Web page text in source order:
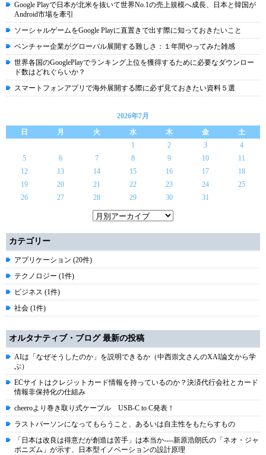
Google Playで日本が北米を抜いて世界No.1の売上規模へ成長、日本と韓国が
Android市場を牽引
ソーシャルゲームをGoogle Playに直置きで出す際に知っておきたいこと
ベンチャー企業がグローバル展開する難しさ：１年間やってみた雑感
世界各国のGooglePlayでランキング上位を獲得するために必要なダウンロー
ド数はどれぐらいか？
スマートフォンアプリで海外展開する際に必ず見ておきたい資料５選
2026年7月
日
月 火 水 木 金
土
1
2 3
4
5
6 7 8 9 10
11
12
13 14 15 16 17
18
19
20 21 22 23 24
25
26
27 28 29 30 31
カテゴリー
アプリケーション (20件)
テクノロジー (1件)
ビジネス (1件)
社会 (1件)
オルタナティブ・ブログ 最新の投稿
AIは「なぜそうしたのか」を説明できるか（中西崇文さんのXAI論文から学
ぶ）
ECサイトはクレジットカード情報を持っているのか？決済代行会社とカード
情報非保持化の仕組み
cheeroより巻き取り式ケーブル USB-C to C発表！
ラストパーソンになってもらうこと、あるいは自主性をもたらすもの
「日本は改良は得意だが創造は苦手」は本当か----新原浩朗氏の「ネオ・ジャ
ポニズム」が示す、日本型イノベーションの設計原理